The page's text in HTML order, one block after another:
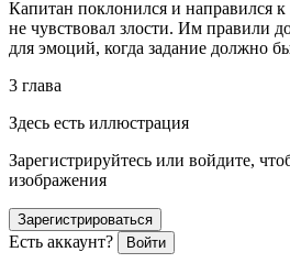
Капитан поклонился и направился
не чувствовал злости. Им правили
для эмоций, когда задание должно
3 глава
Здесь есть иллюстрация
Зарегистрируйтесь или войдите,
изображения
Зарегистрироваться
Есть аккаунт? Войти